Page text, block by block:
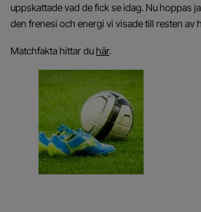
uppskattade vad de fick se idag. Nu hoppas
den frenesi och energi vi visade till resten av
Matchfakta hittar duhär.